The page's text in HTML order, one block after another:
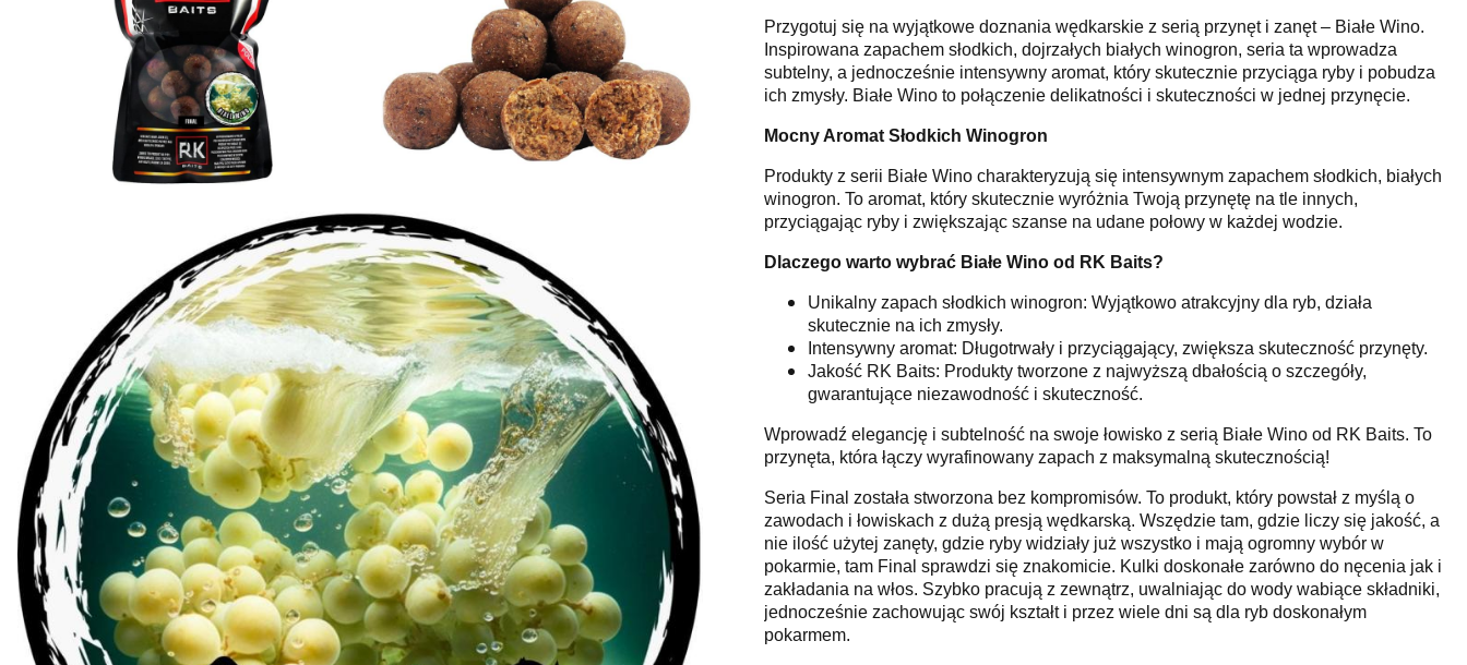
Przygotuj się na wyjątkowe doznania wędkarskie z serią przynęt i zanęt – Białe Wino.
Inspirowana zapachem słodkich, dojrzałych białych winogron, seria ta wprowadza
subtelny, a jednocześnie intensywny aromat, który skutecznie przyciąga ryby i pobudza
ich zmysły. Białe Wino to połączenie delikatności i skuteczności w jednej przynęcie.
Mocny Aromat Słodkich Winogron
Produkty z serii Białe Wino charakteryzują się intensywnym zapachem słodkich, białych
winogron. To aromat, który skutecznie wyróżnia Twoją przynętę na tle innych,
przyciągając ryby i zwiększając szanse na udane połowy w każdej wodzie.
Dlaczego warto wybrać Białe Wino od RK Baits?
Unikalny zapach słodkich winogron: Wyjątkowo atrakcyjny dla ryb, działa
skutecznie na ich zmysły.
Intensywny aromat: Długotrwały i przyciągający, zwiększa skuteczność przynęty.
Jakość RK Baits: Produkty tworzone z najwyższą dbałością o szczegóły,
gwarantujące niezawodność i skuteczność.
Wprowadź elegancję i subtelność na swoje łowisko z serią Białe Wino od RK Baits. To
przynęta, która łączy wyrafinowany zapach z maksymalną skutecznością!
Seria Final została stworzona bez kompromisów. To produkt, który powstał z myślą o
zawodach i łowiskach z dużą presją wędkarską. Wszędzie tam, gdzie liczy się jakość, a
nie ilość użytej zanęty, gdzie ryby widziały już wszystko i mają ogromny wybór w
pokarmie, tam Final sprawdzi się znakomicie. Kulki doskonałe zarówno do nęcenia jak i
zakładania na włos. Szybko pracują z zewnątrz, uwalniając do wody wabiące składniki,
jednocześnie zachowując swój kształt i przez wiele dni są dla ryb doskonałym
pokarmem.